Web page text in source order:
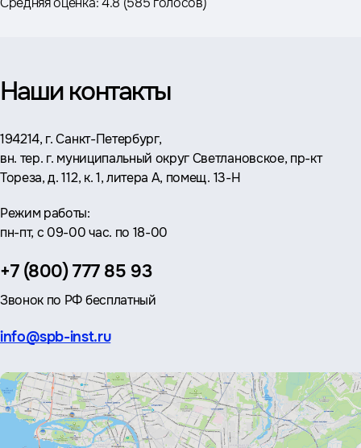
Наши контакты
Адрес:
194214, г. Санкт-Петербург,
вн. тер. г. муниципальный округ Светлановское, пр-кт
Тореза, д. 112, к. 1, литера А, помещ. 13-Н
Режим работы:
пн-пт, с 09-00 час. по 18-00
Телефон:
+7 (800) 777 85 93
Звонок по РФ бесплатный
Эл.
info@spb-inst.ru